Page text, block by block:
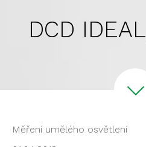
DCD
Měření umělého osvětlení